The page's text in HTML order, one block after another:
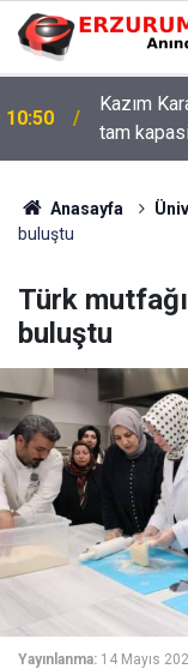
10:50
Kazım
tam
Anasayfa
buluştu
Türk
buluştu
Yayınlanma: 14 Mayıs